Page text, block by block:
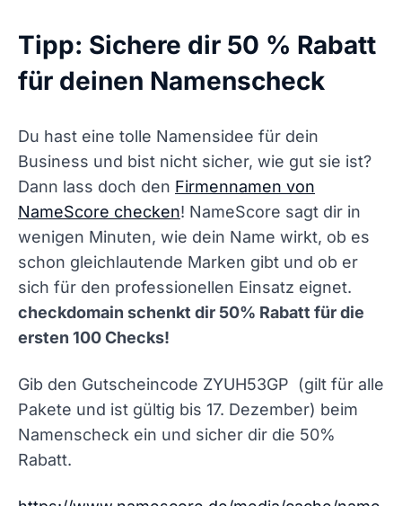
Tipp: Sichere dir 50 % Rabatt
für deinen Namenscheck
Du hast eine tolle Namensidee für dein
Business und bist nicht sicher, wie gut sie ist?
Dann lass doch den Firmennamen von
NameScore checken! NameScore sagt dir in
wenigen Minuten, wie dein Name wirkt, ob es
schon gleichlautende Marken gibt und ob er
sich für den professionellen Einsatz eignet.
checkdomain schenkt dir 50% Rabatt für die
ersten 100 Checks!
Gib den Gutscheincode ZYUH53GP (gilt für alle
Pakete und ist gültig bis 17. Dezember) beim
Namenscheck ein und sicher dir die 50%
Rabatt.